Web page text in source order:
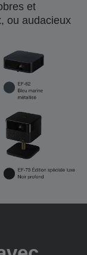
et
ou audacieux